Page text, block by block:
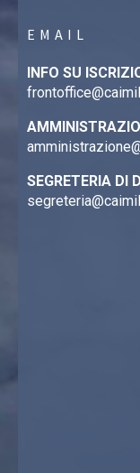
EMAIL
INFO SU
SEGRETERIA DI